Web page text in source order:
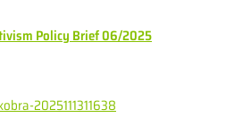
Policy Brief 06/2025
2025111311638